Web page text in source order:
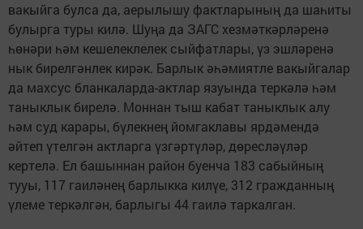
вакыйга булса да, аерылышу фактларының да шаһиты
булырга туры килә. Шуңа да ЗАГС хезмәткәрләренә
һөнәри һәм кешелеклелек сыйфатлары, үз эшләренә
нык бирелгәнлек кирәк. Барлык әһәмиятле вакыйгалар
да махсус бланкаларда-актлар язуында теркәлә һәм
таныклык бирелә. Моннан тыш кабат таныклык алу
һәм суд карары, бүлекнең йомгаклавы ярдәмендә
әйтеп үтелгән актларга үзгәртүләр, дөресләүләр
кертелә. Ел башыннан район буенча 183 сабыйның
тууы, 117 гаиләнең барлыкка килүе, 312 гражданның
үлеме теркәлгән, барлыгы 44 гаилә таркалган.